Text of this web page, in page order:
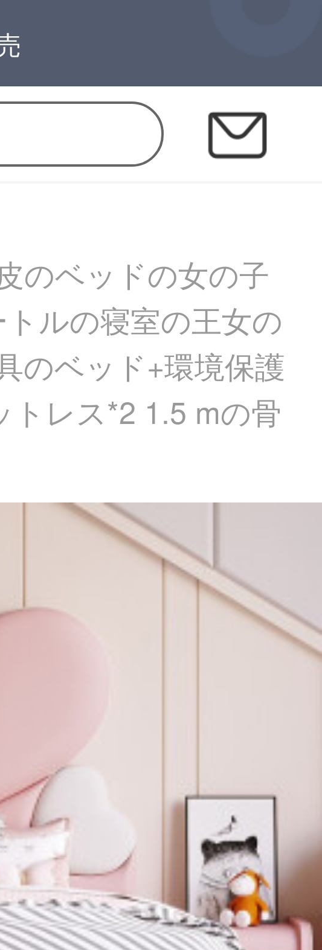
のベッドの女の子
ルの寝室の王女の
のベッド+環境保護
レス*2 1.5 mの骨